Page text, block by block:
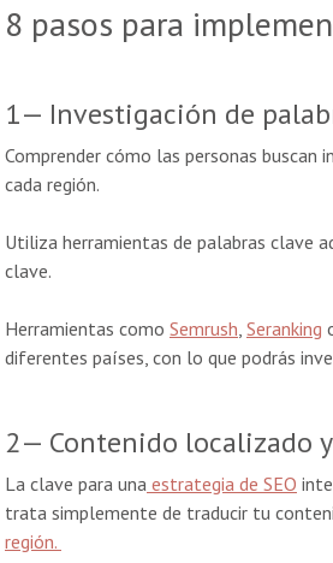
8 pasos para
1— Investigación de
Comprender cómo las personas
cada región.
Utiliza herramientas de palabras clave
clave.
Herramientas como Semrush, Seranking
diferentes países, con lo que podrás
2— Contenido localizado
La clave para una estrategia de SEO
trata simplemente de traducir tu
región.